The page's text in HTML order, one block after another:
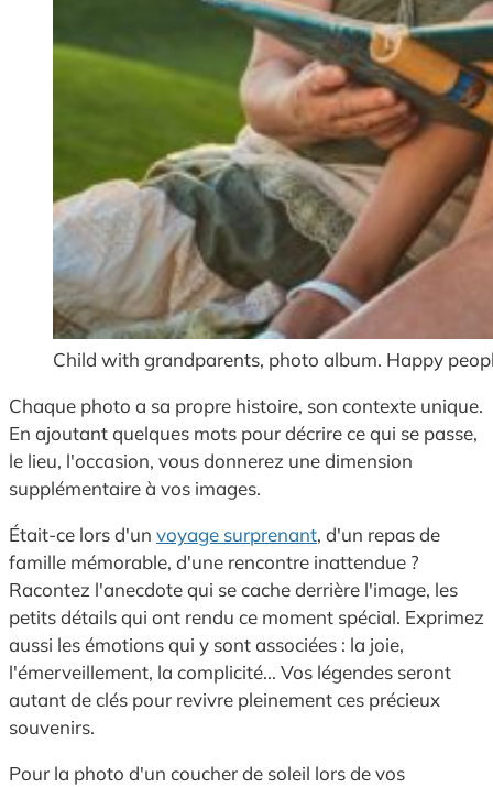
Child with grandparents, photo album. Happy
Chaque photo a sa propre histoire, son contexte unique.
En ajoutant quelques mots pour décrire ce qui se passe,
le lieu, l'occasion, vous donnerez une dimension
supplémentaire à vos images.
Était-ce lors d'un voyage surprenant, d'un repas de
famille mémorable, d'une rencontre inattendue ?
Racontez l'anecdote qui se cache derrière l'image, les
petits détails qui ont rendu ce moment spécial. Exprimez
aussi les émotions qui y sont associées : la joie,
l'émerveillement, la complicité... Vos légendes seront
autant de clés pour revivre pleinement ces précieux
souvenirs.
Pour la photo d'un coucher de soleil lors de vos